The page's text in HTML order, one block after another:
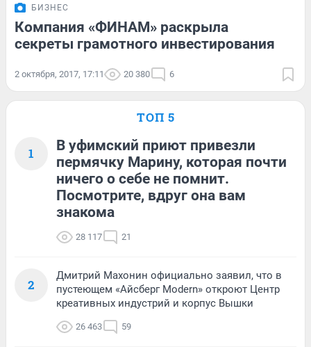
БИЗНЕС
Компания «ФИНАМ» раскрыла
секреты грамотного инвестирования
2 октября, 2017, 17:11 20 380 6
ТОП 5
1
В уфимский приют привезли
пермячку Марину, которая почти
ничего о себе не помнит.
Посмотрите, вдруг она вам
знакома
28 117 21
2
Дмитрий Махонин официально заявил, что в
пустеющем «Айсберг Modern» откроют Центр
креативных индустрий и корпус Вышки
26 463 59